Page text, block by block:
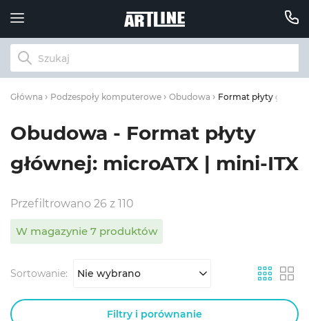
Główna Podzespoły komputerowe Obudowa Format płyty
Obudowa - Format płyty
głównej: microATX | mini-ITX
Przefiltrowano 26 z 110
W magazynie 7 produktów
Sortowanie: Nie wybrano
Filtry i porównanie